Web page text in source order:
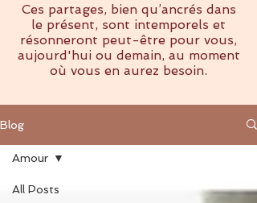
Ces partages, bien qu’ancrés dans
le présent, sont intemporels et
résonneront peut-être pour vous,
aujourd'hui ou demain, au moment
où vous en aurez besoin.
Blog
All Posts
Amour